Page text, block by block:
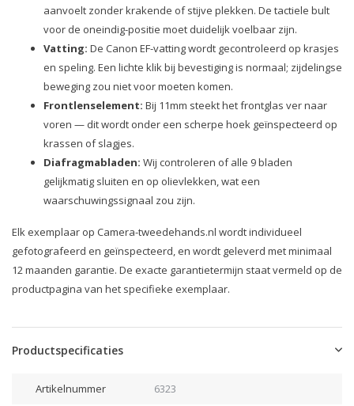
aanvoelt zonder krakende of stijve plekken. De tactiele bult
voor de oneindig-positie moet duidelijk voelbaar zijn.
Vatting: De Canon EF-vatting wordt gecontroleerd op krasjes
en speling. Een lichte klik bij bevestiging is normaal; zijdelingse
beweging zou niet voor moeten komen.
Frontlenselement: Bij 11mm steekt het frontglas ver naar
voren — dit wordt onder een scherpe hoek geïnspecteerd op
krassen of slagjes.
Diafragmabladen: Wij controleren of alle 9 bladen
gelijkmatig sluiten en op olievlekken, wat een
waarschuwingssignaal zou zijn.
Elk exemplaar op Camera-tweedehands.nl wordt individueel
gefotografeerd en geïnspecteerd, en wordt geleverd met minimaal
12 maanden garantie. De exacte garantietermijn staat vermeld op de
productpagina van het specifieke exemplaar.
Productspecificaties
Artikelnummer 6323